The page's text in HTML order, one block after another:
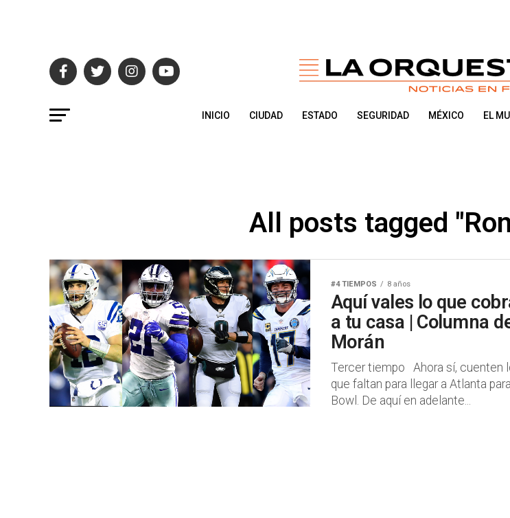
INICIO CIUDAD ESTADO SEGURIDAD MÉXICO EL
All posts tagged
#4 TIEMPOS 8 años
Aquí vales lo que
a tu casa | Columna
Morán
Tercer tiempo Ahora sí, cuenten
que faltan para llegar a Atlanta
Bowl. De aquí en adelante...